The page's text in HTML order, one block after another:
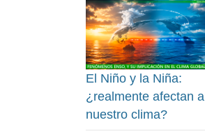
El Niño y la Niña:
¿realmente afectan a
nuestro clima?